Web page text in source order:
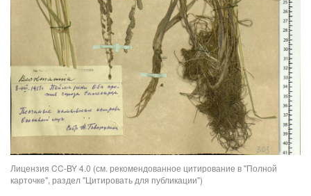
Лицензия CC-BY 4.0 (см. рекомендованное цитирование в "Полной
карточке", раздел "Цитировать для публикации")